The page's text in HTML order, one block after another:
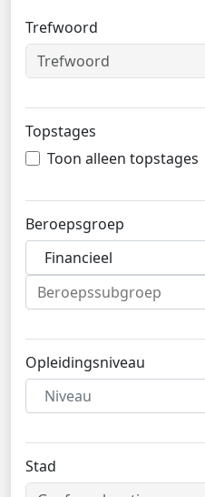
Trefwoord
Topstages
Toon alleen topstages
Beroepsgroep
Financieel
Opleidingsniveau
Niveau
Stad